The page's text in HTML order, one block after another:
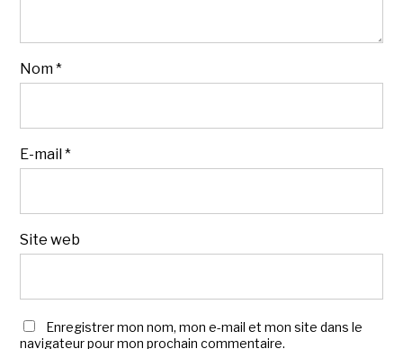
Nom*
E-mail*
Site web
Enregistrer mon nom, mon e-mail et mon site dans le
navigateur pour mon prochain commentaire.